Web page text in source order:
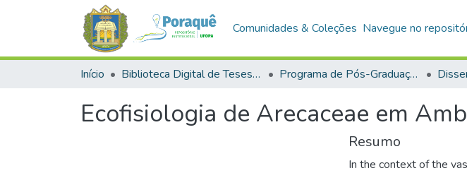
Comunidades & Coleções Navegue no
Início Biblioteca Digital de Teses e Dissertações (BDTD) Programa de Pós-Graduação em Recursos Naturais da Amazônia (PPGRNA)
Ecofisiologia de Arecaceae em
Resumo
In the context of the